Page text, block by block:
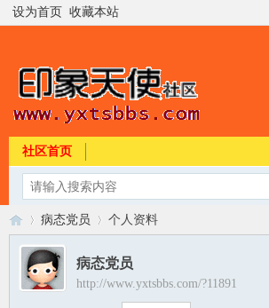
设为首页 收藏本站
社区首页
›
病态党员 个人资料
病态党员
http://www.yxtsbbs.com/?11891